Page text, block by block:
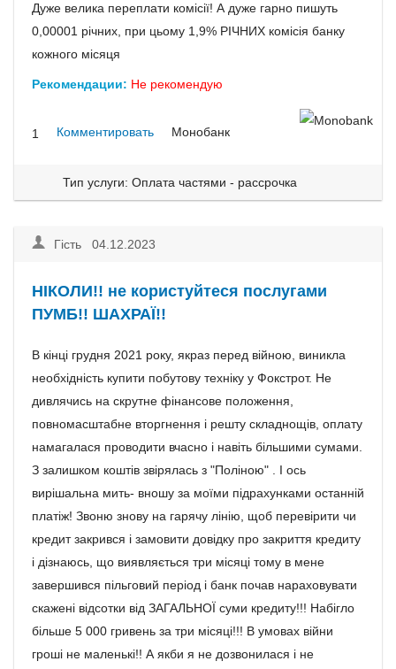
Дуже велика переплати комісії! А дуже гарно пишуть
0,00001 річних, при цьому 1,9% РІЧНИХ комісія банку
кожного місяця
Рекомендации: Не рекомендую
1 Комментировать Монобанк
Тип услуги: Оплата частями - рассрочка
Гість 04.12.2023
НІКОЛИ!! не користуйтеся послугами
ПУМБ!! ШАХРАЇ!!
В кінці грудня 2021 року, якраз перед війною, виникла
необхідність купити побутову техніку у Фокстрот. Не
дивлячись на скрутне фінансове положення,
повномасштабне вторгнення і решту складнощів, оплату
намагалася проводити вчасно і навіть більшими сумами.
З залишком коштів звірялась з "Поліною" . І ось
вирішальна мить- вношу за моїми підрахунками останній
платіж! Звоню знову на гарячу лінію, щоб перевірити чи
кредит закрився і замовити довідку про закриття кредиту
і дізнаюсь, що виявляється три місяці тому в мене
завершився пільговий період і банк почав нараховувати
скажені відсотки від ЗАГАЛЬНОЇ суми кредиту!!! Набігло
більше 5 000 гривень за три місяці!!! В умовах війни
гроші не маленькі!! А якби я не дозвонилася і не